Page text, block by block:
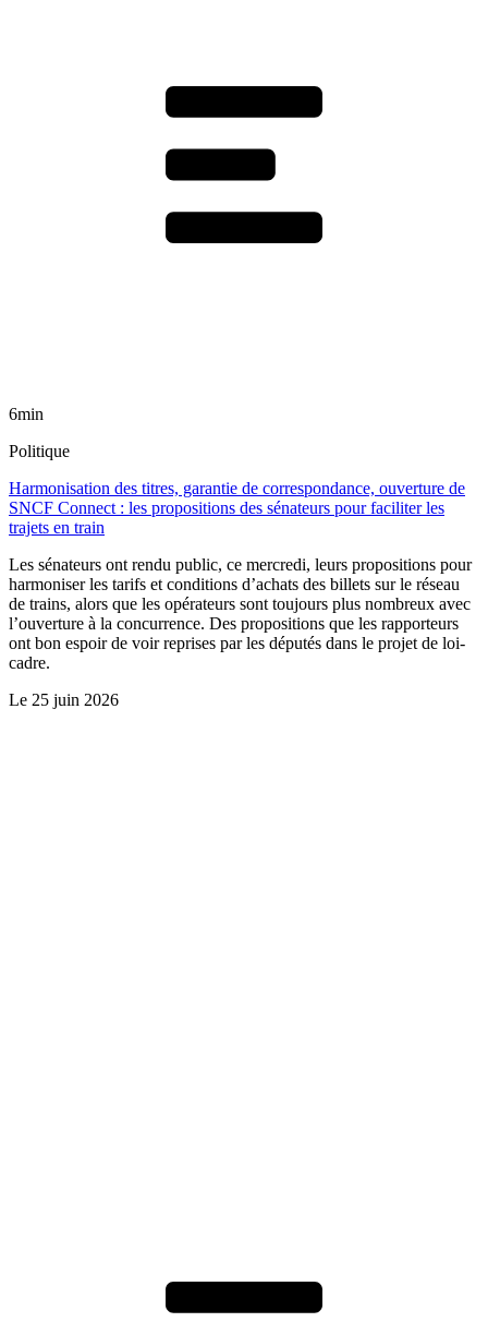
6min
Politique
Harmonisation des titres, garantie de correspondance, ouverture de
SNCF Connect : les propositions des sénateurs pour faciliter les
trajets en train
Les sénateurs ont rendu public, ce mercredi, leurs propositions pour
harmoniser les tarifs et conditions d’achats des billets sur le réseau
de trains, alors que les opérateurs sont toujours plus nombreux avec
l’ouverture à la concurrence. Des propositions que les rapporteurs
ont bon espoir de voir reprises par les députés dans le projet de loi-
cadre.
Le 25 juin 2026